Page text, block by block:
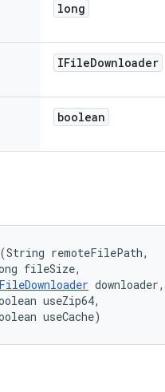
long
IFileDownloader
boolean
remoteFilePath,
fileSize,
downloader,
useZip64,
useCache)